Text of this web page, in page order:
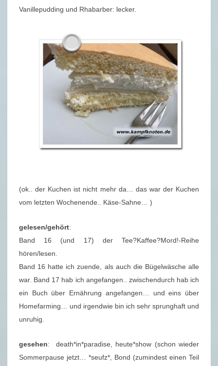
Vanillepudding und Rhabarber: lecker.
(ok.. der Kuchen ist nicht mehr da… das war der Kuchen
vom letzten Wochenende.. Käse-Sahne… )
gelesen/gehört:
Band 16 (und 17) der Tee?Kaffee?Mord!-Reihe
hören/lesen.
Band 16 hatte ich zuende, als auch die Bügelwäsche alle
war. Band 17 hab ich angefangen.. zwischendurch hab ich
ein Buch über Ernährung angefangen… und eins über
Homefarming… und irgendwie bin ich sehr sprunghaft und
unruhig.
gesehen: death*in*paradise, heute*show (schon wieder
Sommerpause jetzt… *seufz*, Bond (zumindest einen Teil